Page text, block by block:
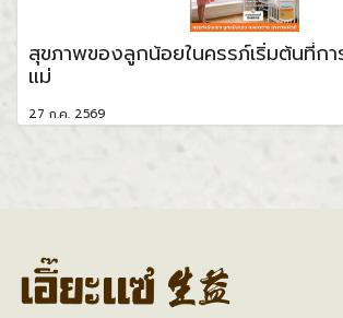
สุขภาพของลูกน้อยในครรภ์เริ่มต้นที่ก
แม่
27 ก.ค. 2569